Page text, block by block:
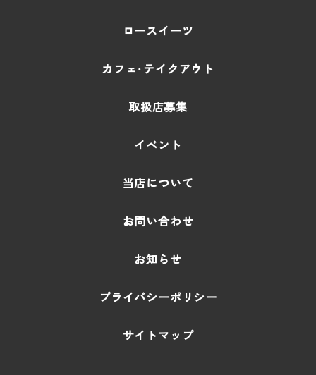
ロースイーツ
カフェ・テイクアウト
取扱店募集
イベント
当店について
お問い合わせ
お知らせ
プライバシーポリシー
サイトマップ